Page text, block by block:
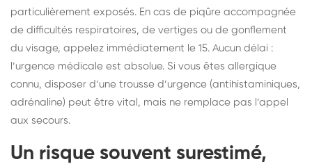
particulièrement exposés. En cas de piqûre accompagnée
de difficultés respiratoires, de vertiges ou de gonflement
du visage, appelez immédiatement le 15. Aucun délai :
l’urgence médicale est absolue. Si vous êtes allergique
connu, disposer d’une trousse d’urgence (antihistaminiques,
adrénaline) peut être vital, mais ne remplace pas l’appel
aux secours.
Un risque souvent surestimé,